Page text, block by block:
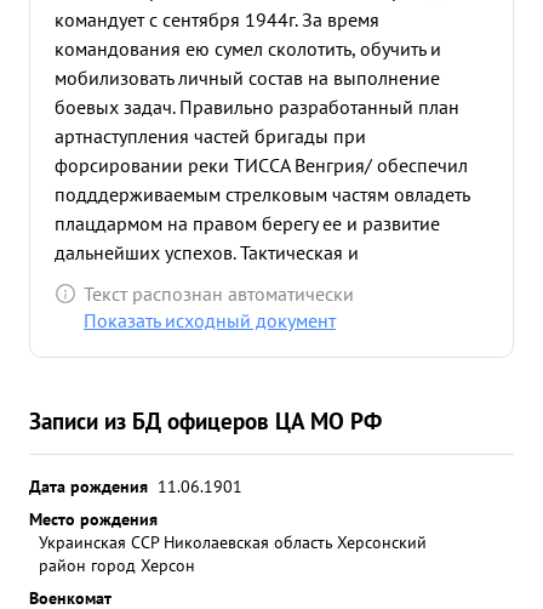
командует с сентября 1944г. За время
командования ею сумел сколотить, обучить и
мобилизовать личный состав на выполнение
боевых задач. Правильно разработанный план
артнаступления частей бригады при
форсировании реки ТИССА Венгрия/ обеспечил
подддерживаемым стрелковым частям овладеть
плацдармом на правом берегу ее и развитие
дальнейших успехов. Тактическая и
артиллерийская подготовка хорошая. Умеет
организовать и проводить занятия с офицерским
Социалистической Родине предан. Занимаемой
должности соответствует. Достоин награждения за
выслугу лет в Красной Армии орденом "ЛЕНИНА".
визии РГК ...»
Текст распознан автоматически
Показать исходный документ
Записи из БД офицеров ЦА МО РФ
Дата рождения 11.06.1901
Место рождения
Украинская ССР Николаевская область Херсонский
район город Херсон
Военкомат